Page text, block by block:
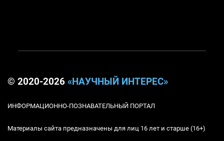
© 2020-2026 «НАУЧНЫЙ ИНТЕРЕС»
ИНФОРМАЦИОННО-ПОЗНАВАТЕЛЬНЫЙ ПОРТАЛ
Материалы сайта предназначены для лиц 16 лет и старше (16+)